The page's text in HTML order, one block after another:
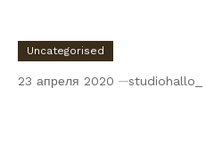
Uncategorised
23 апреля 2020 studiohallo_